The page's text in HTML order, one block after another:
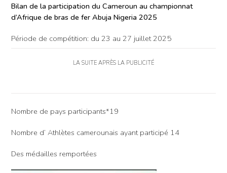
Bilan de la participation du Cameroun au championnat
d’Afrique de bras de fer Abuja Nigeria 2025
Période de compétition: du 23 au 27 juillet 2025
LA SUITE APRÈS LA PUBLICITÉ
Nombre de pays participants*19
Nombre d’ Athlètes camerounais ayant participé 14
Des médailles remportées